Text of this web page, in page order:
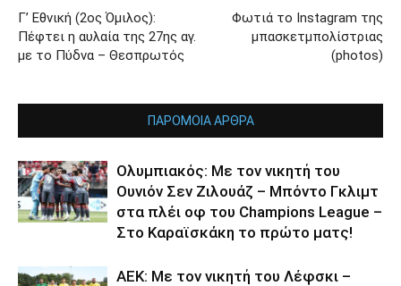
Γ’ Εθνική (2ος Όμιλος):
Πέφτει η αυλαία της 27ης αγ.
με το Πύδνα – Θεσπρωτός
Φωτιά το Instagram της
μπασκετμπολίστριας
(photos)
ΠΑΡΟΜΟΙΑ ΑΡΘΡΑ
Ολυμπιακός: Με τον νικητή του
Ουνιόν Σεν Ζιλουάζ – Μπόντο Γκλιμτ
στα πλέι οφ του Champions League –
Στο Καραϊσκάκη το πρώτο ματς!
ΑΕΚ: Με τον νικητή του Λέφσκι –